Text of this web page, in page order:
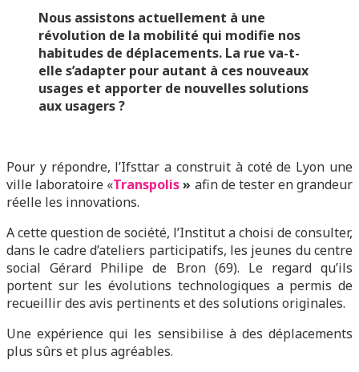
Nous assistons actuellement à une
révolution de la mobilité qui modifie nos
habitudes de déplacements. La rue va-t-
elle s’adapter pour autant à ces nouveaux
usages et apporter de nouvelles solutions
aux usagers ?
Pour y répondre, l’Ifsttar a construit à coté de Lyon une
ville laboratoire «Transpolis» afin de tester en grandeur
réelle les innovations.
A cette question de société, l’Institut a choisi de consulter,
dans le cadre d’ateliers participatifs, les jeunes du centre
social Gérard Philipe de Bron (69). Le regard qu’ils
portent sur les évolutions technologiques a permis de
recueillir des avis pertinents et des solutions originales.
Une expérience qui les sensibilise à des déplacements
plus sûrs et plus agréables.